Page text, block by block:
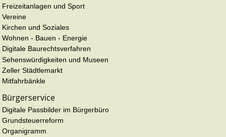
Freizeitanlagen und Sport
Vereine
Kirchen und Soziales
Wohnen - Bauen - Energie
Digitale Baurechtsverfahren
Sehenswürdigkeiten und Museen
Zeller Städtlemarkt
Mitfahrbänkle
Bürgerservice
Digitale Passbilder im Bürgerbüro
Grundsteuerreform
Organigramm